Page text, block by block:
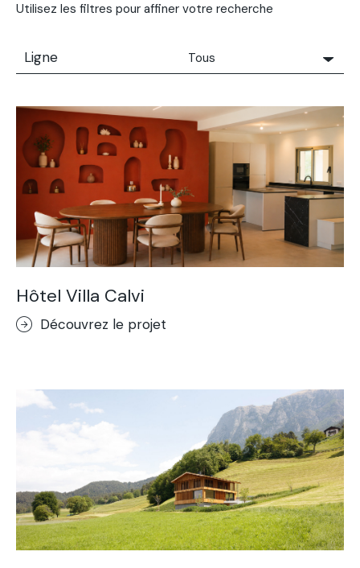
Utilisez les filtres pour affiner votre recherche
Ligne
Tous
Solidro
Microtopping®
Terrae-Calce
Nuvolato Architop®
Béton imprimé
Rasico®
Terrae-Calce Venezia
Purometallo
Concrete Optik
Lixio®
Mur imprimé
Sol Stenciltop
Roches artificielles
Hôtel Villa Calvi
Découvrez le projet